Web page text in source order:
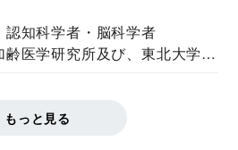
認知科学者・脳科学者
齢医学研究所及び、東北大学大
もっと見る